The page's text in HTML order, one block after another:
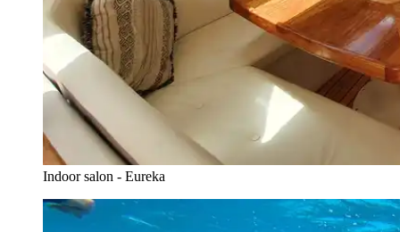
Indoor salon - Eureka